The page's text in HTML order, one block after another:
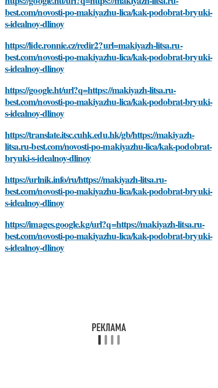
best.com/novosti-po-makiyazhu-lica/kak-podobrat-bryuki-
s-idealnoy-dlinoy
https://lide.ronnie.cz/redir2?url=makiyazh-litsa.ru-
best.com/novosti-po-makiyazhu-lica/kak-podobrat-bryuki-
s-idealnoy-dlinoy
https://google.ht/url?q=https://makiyazh-litsa.ru-
best.com/novosti-po-makiyazhu-lica/kak-podobrat-bryuki-
s-idealnoy-dlinoy
https://translate.itsc.cuhk.edu.hk/gb/https://makiyazh-
litsa.ru-best.com/novosti-po-makiyazhu-lica/kak-podobrat-
bryuki-s-idealnoy-dlinoy
https://urlnik.info/ru/https://makiyazh-litsa.ru-
best.com/novosti-po-makiyazhu-lica/kak-podobrat-bryuki-
s-idealnoy-dlinoy
https://images.google.kg/url?q=https://makiyazh-litsa.ru-
best.com/novosti-po-makiyazhu-lica/kak-podobrat-bryuki-
s-idealnoy-dlinoy